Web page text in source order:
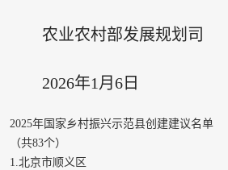
农业农村部发展规划司
2026年1月6日
2025年国家乡村振兴示范县创建建议名单
（共83个）
1.北京市顺义区